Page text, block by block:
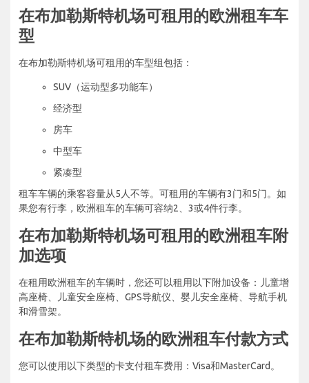
在布加勒斯特机场可租用的欧洲租车车
型
在布加勒斯特机场可租用的车型组包括：
SUV（运动型多功能车）
经济型
房车
中型车
紧凑型
租车车辆的乘客容量从5人不等。可租用的车辆有3门和5门。如
果您有行李，欧洲租车的车辆可容纳2、3或4件行李。
在布加勒斯特机场可租用的欧洲租车附
加选项
在租用欧洲租车的车辆时，您还可以租用以下附加设备：儿童增
高座椅、儿童安全座椅、GPS导航仪、婴儿安全座椅、导航手机
和滑雪架。
在布加勒斯特机场的欧洲租车付款方式
您可以使用以下类型的卡支付租车费用：Visa和MasterCard。